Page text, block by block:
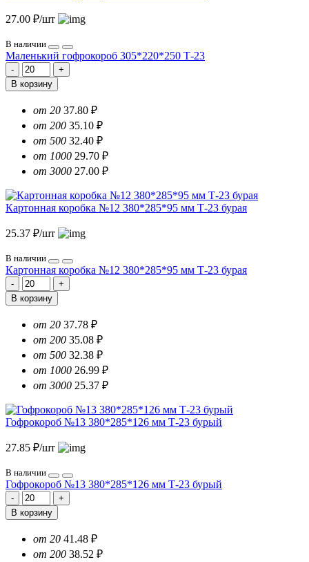
27.00 ₽/шт
В наличии
Маленький гофрокороб 305*220*250 Т-23
В корзину
от 20 37.80 ₽
от 200 35.10 ₽
от 500 32.40 ₽
от 1000 29.70 ₽
от 3000 27.00 ₽
Картонная коробка №12 380*285*95 мм Т-23 бурая
25.37 ₽/шт
В наличии
Картонная коробка №12 380*285*95 мм Т-23 бурая
В корзину
от 20 37.78 ₽
от 200 35.08 ₽
от 500 32.38 ₽
от 1000 26.99 ₽
от 3000 25.37 ₽
Гофрокороб №13 380*285*126 мм Т-23 бурый
27.85 ₽/шт
В наличии
Гофрокороб №13 380*285*126 мм Т-23 бурый
В корзину
от 20 41.48 ₽
от 200 38.52 ₽